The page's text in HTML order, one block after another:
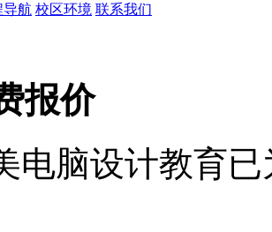
导航 校区环境 联系我们
报价
电脑设计教育